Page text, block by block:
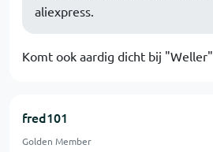
aliexpress.
Komt ook aardig dicht bij "Weller"
fred101
Golden Member